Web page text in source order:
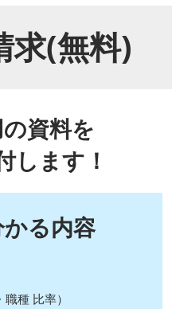
求(無料)
資料を
します！
る内容
職種 比率）